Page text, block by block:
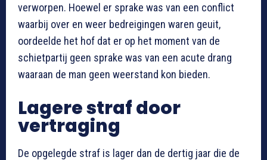
verworpen. Hoewel er sprake was van een conflict
waarbij over en weer bedreigingen waren geuit,
oordeelde het hof dat er op het moment van de
schietpartij geen sprake was van een acute drang
waaraan de man geen weerstand kon bieden.
Lagere straf door
vertraging
De opgelegde straf is lager dan de dertig jaar die de